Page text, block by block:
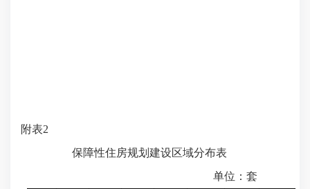
附表2
保障性住房规划建设区域分布表
单位：套